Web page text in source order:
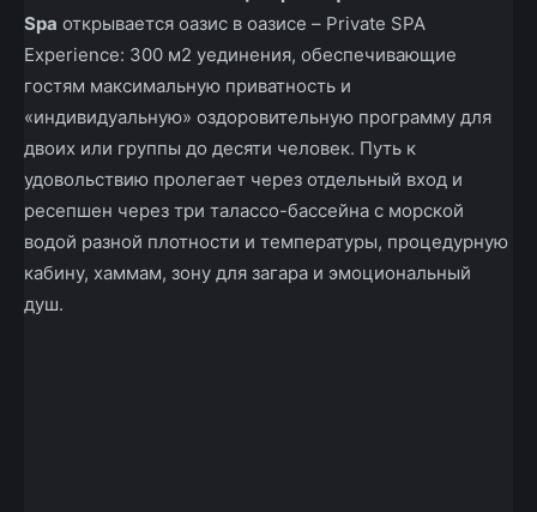
Spa открывается оазис в оазисе – Private SPA
Experience: 300 м2 уединения, обеспечивающие
гостям максимальную приватность и
«индивидуальную» оздоровительную программу для
двоих или группы до десяти человек. Путь к
удовольствию пролегает через отдельный вход и
ресепшен через три талассо-бассейна с морской
водой разной плотности и температуры, процедурную
кабину, хаммам, зону для загара и эмоциональный
душ.